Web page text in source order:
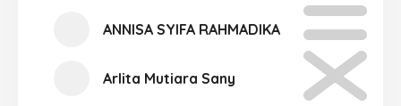
ANNISA SYIFA RAHMADIKA
Arlita Mutiara Sany